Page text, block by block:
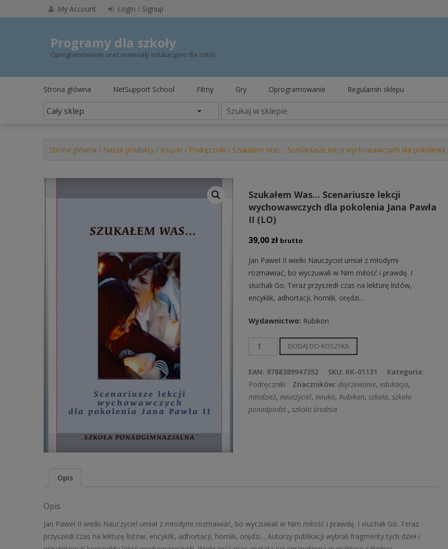
to
My Account Login / Signup
Programy dla szkoły
Oprogramowanie oraz materiały edukacyjne dla szkół
Strona główna NetSupport School Filmy Gry Oprogramowanie Regulamin sklepu
Strona główna / Nasze produkty / Książki / Podręczniki / Szukałem Was… Scenariusze lekcji wychowawczych dla pokolenia
Szukałem Was… Scenariusze lekcji
wychowawczych dla pokolenia Jana Pawła
II (LO)
39,00 zł brutto
Jan Paweł II wielki Nauczyciel umiał z młodymi
rozmawiać, bo wyczuwali w Nim miłość i prawdę. I
słuchali Go. Teraz przyszedł czas na lekturę listów,
encyklik, adhortacji, homilii, orędzi…
Wydawnictwo: Rubikon
ilość
Szukałem
Was...
Scenariusze
lekcji
wychowawczych
DODAJ DO KOSZYKA
EAN: 9788389947352 SKU: RK-01131
Kategoria:
Podręczniki
Znaczników: dojrzewanie, edukacja,
młodzież,nauczyciel,nauka, Rubikon,szkoła,szkoła
ponadpodst.,szkoła średnia
Opis
Opis
Jan Paweł II wielki Nauczyciel umiał z młodymi rozmawiać, bo wyczuwali w Nim miłość i prawdę. I słuchali Go. Teraz
przyszedł czas na lekturę listów, encyklik, adhortacji, homilii, orędzi… Autorzy publikacji wybrali fragmenty tych dzieł i